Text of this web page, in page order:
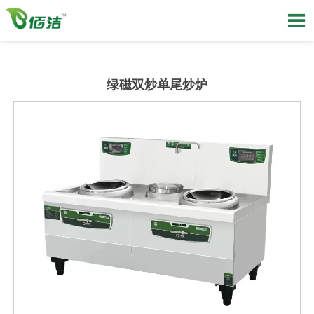

绿磁双炒单尾炒炉